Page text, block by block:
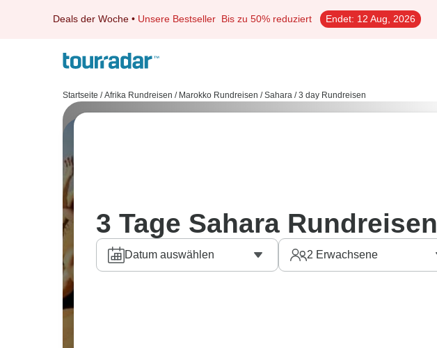
Deals der Woche • Unsere Bestseller Bis zu 50% reduziert Endet: 12 Aug, 2026
Startseite / Afrika Rundreisen / Marokko Rundreisen / Sahara / 3 day Rundreisen
3 Tage Sahara Rundreisen
Datum auswählen 2 Erwachsene